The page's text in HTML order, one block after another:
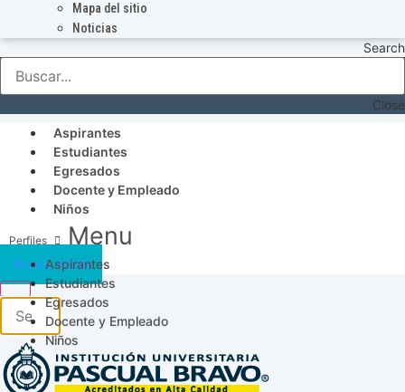
Mapa del sitio
Noticias
Search
Close
Aspirantes
Estudiantes
Egresados
Docente y Empleado
Niños
Menu
Aspirantes
Estudiantes
Egresados
Docente y Empleado
Niños
Acceso SICAU